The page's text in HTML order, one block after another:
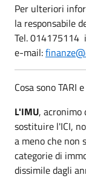
Per ulteriori
la responsabile
Tel.
e-mail:
Cosa sono TARI
L'IMU, acronimo
sostituire l'ICI,
a meno che non
categorie di
dissimile dagli